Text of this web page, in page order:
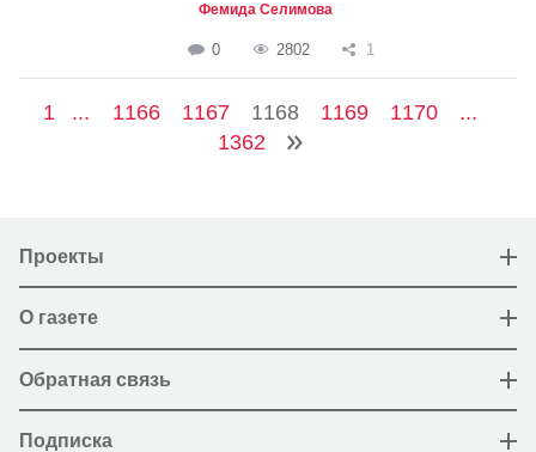
Фемида Селимова
0 2802 1
1 ... 1166 1167 1168 1169 1170
...
1362
Проекты
О газете
Обратная связь
Подписка